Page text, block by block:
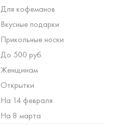
Для кофеманов
Вкусные подарки
Прикольные носки
До 500 руб.
Женщинам
Открытки
На 14 февраля
На 8 марта